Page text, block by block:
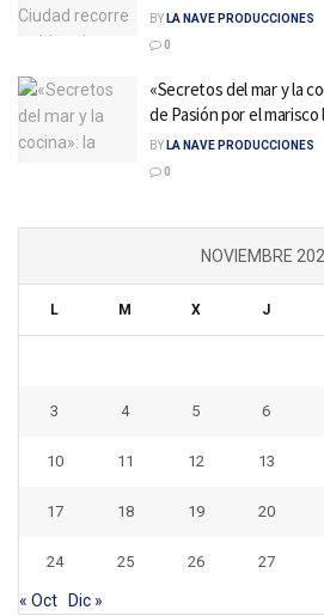
BY LA NAVE PRODUCCIONES
0
«Secretos del mar y la
de Pasión por el
BY LA NAVE PRODUCCIONES
0
NOVIEMBRE
L M X J
3 4 5 6
10 11 12 13
17 18 19 20
24 25 26 27
« Oct Dic »